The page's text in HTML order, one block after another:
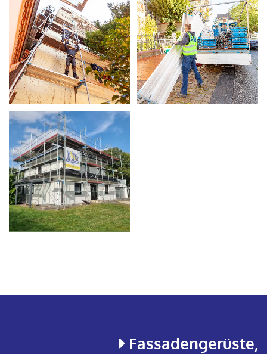
 Fassadengerüste,